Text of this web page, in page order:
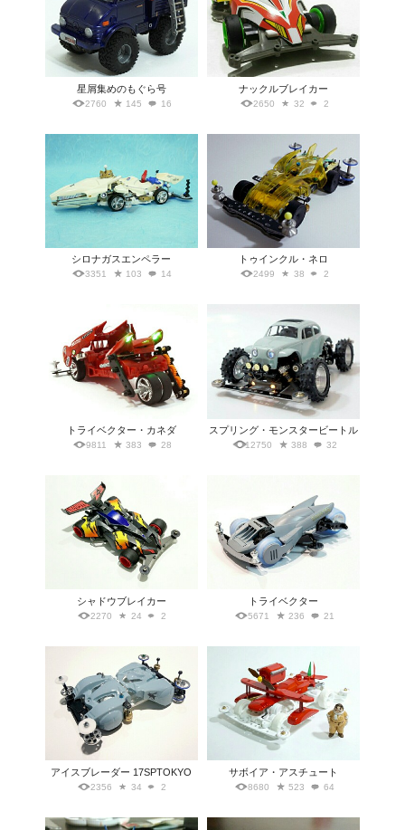
星屑集めのもぐら号
2760 145 16
ナックルブレイカー
2650 32 2
シロナガスエンペラー
3351 103 14
トゥインクル・ネロ
2499 38 2
トライベクター・カネダ
9811 383 28
スプリング・モンスタービートル
12750 388 32
シャドウブレイカー
2270 24 2
トライベクター
5671 236 21
アイスブレーダー 17SPTOKYO
2356 34 2
サボイア・アスチュート
8680 523 64